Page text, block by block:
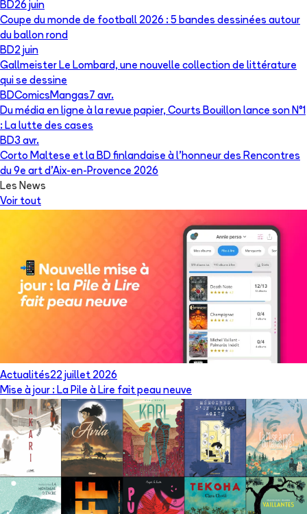
BD26 juin
Coupe du monde de football 2026 : 5 bandes dessinées autour
du ballon rond
BD2 juin
Gallmeister Le Lombard, une nouvelle collection de littérature
qui se dessine
BDComicsMangas 7 avr.
Du média en ligne à la revue papier, Courts Bouillon lance son N°1
: La lutte des cases
BD3 avr.
Corto Maltese et la BD finlandaise à l’honneur des Rencontres
du 9e art d’Aix-en-Provence 2026
Les News
Voir tout
Actualités22 juillet 2026
Mise à jour : La Pile à Lire fait peau neuve